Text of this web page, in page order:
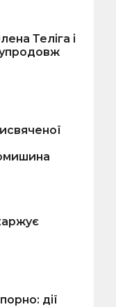
Теліга і
упродовж
дії